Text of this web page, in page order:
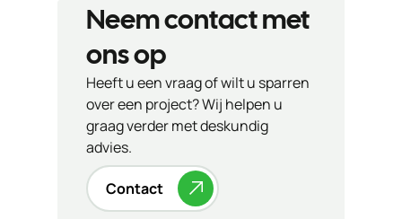
Neem contact met
ons op
Heeft u een vraag of wilt u sparren
over een project? Wij helpen u
graag verder met deskundig
advies.
Contact